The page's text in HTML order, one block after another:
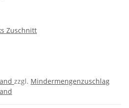
Zuschnitt
zzgl. Mindermengenzuschlag